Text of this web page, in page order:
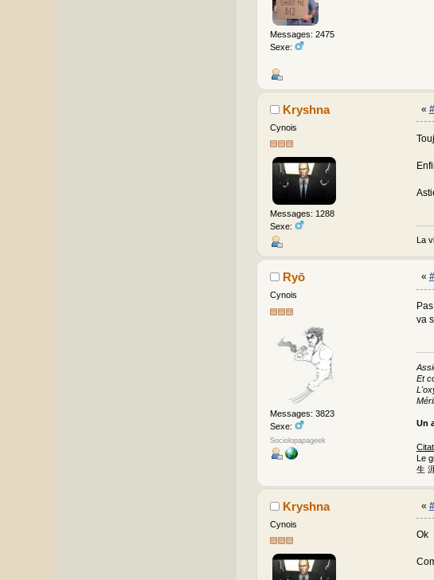
Messages: 2475
Sexe:
Kryshna
Cynois
Messages: 1288
Sexe:
«
La
Ryō
Cynois
Messages: 3823
Sexe:
Sociolopapageek
«
va
Et
Un
Le
生
Kryshna
Cynois
«
Ok